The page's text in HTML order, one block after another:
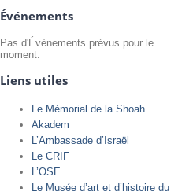
Événements
Pas d'Évènements prévus pour le
moment.
Liens utiles
Le Mémorial de la Shoah
Akadem
L’Ambassade d’Israël
Le CRIF
L’OSE
Le Musée d’art et d’histoire du